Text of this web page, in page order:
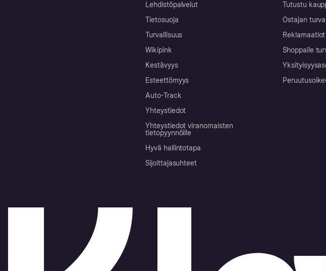
Lehdistöpalvelut
Tietosuoja
Turvallisuus
Wikipink
Kestävyys
Esteettömyys
Auto-Track
Yhteystiedot
Yhteystiedot viranomaisten
tietopyynnöille
Hyvä hallintotapa
Sijoittajasuhteet
Tutustu
Ostajan turva
Reklamaatiot
Shoppaile